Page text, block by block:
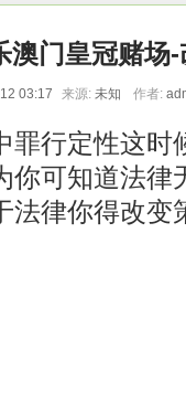
澳门皇冠赌场
03:17 来源: 未知 作者:
罪行定性这时
你可知道法律
法律你得改变